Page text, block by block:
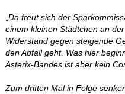
Da freut sich der
einem kleinen Städtchen an
Widerstand gegen steigende
den Abfall geht. Was hier
Asterix-Bandes ist aber kein
Zum dritten Mal in Folge